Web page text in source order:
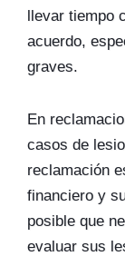
llevar tiempo
acuerdo,
graves.
En
casos de
reclamación
financiero y
posible que
evaluar sus